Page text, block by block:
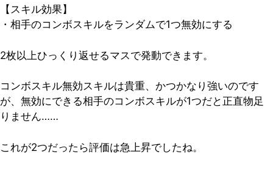
【スキル効果】
・相手のコンボスキルをランダムで1つ無効にする
2枚以上ひっくり返せるマスで発動できます。
コンボスキル無効スキルは貴重、かつかなり強いのです
が、無効にできる相手のコンボスキルが1つだと正直物足
りません……
これが2つだったら評価は急上昇でしたね。